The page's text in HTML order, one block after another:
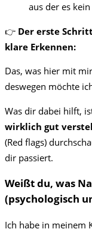
aus der es
👉 Der erste
klare Erkennen:
Das, was hier mit
deswegen möchte
Was dir dabei hilft,
wirklich gut
(Red flags)
dir passiert.
Weißt du, was
(psychologisch
Ich habe in meinem